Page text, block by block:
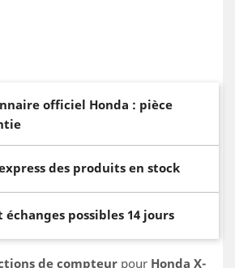
officiel Honda : pièce
des produits en stock
échanges possibles 14 jours
de compteur pour Honda X-